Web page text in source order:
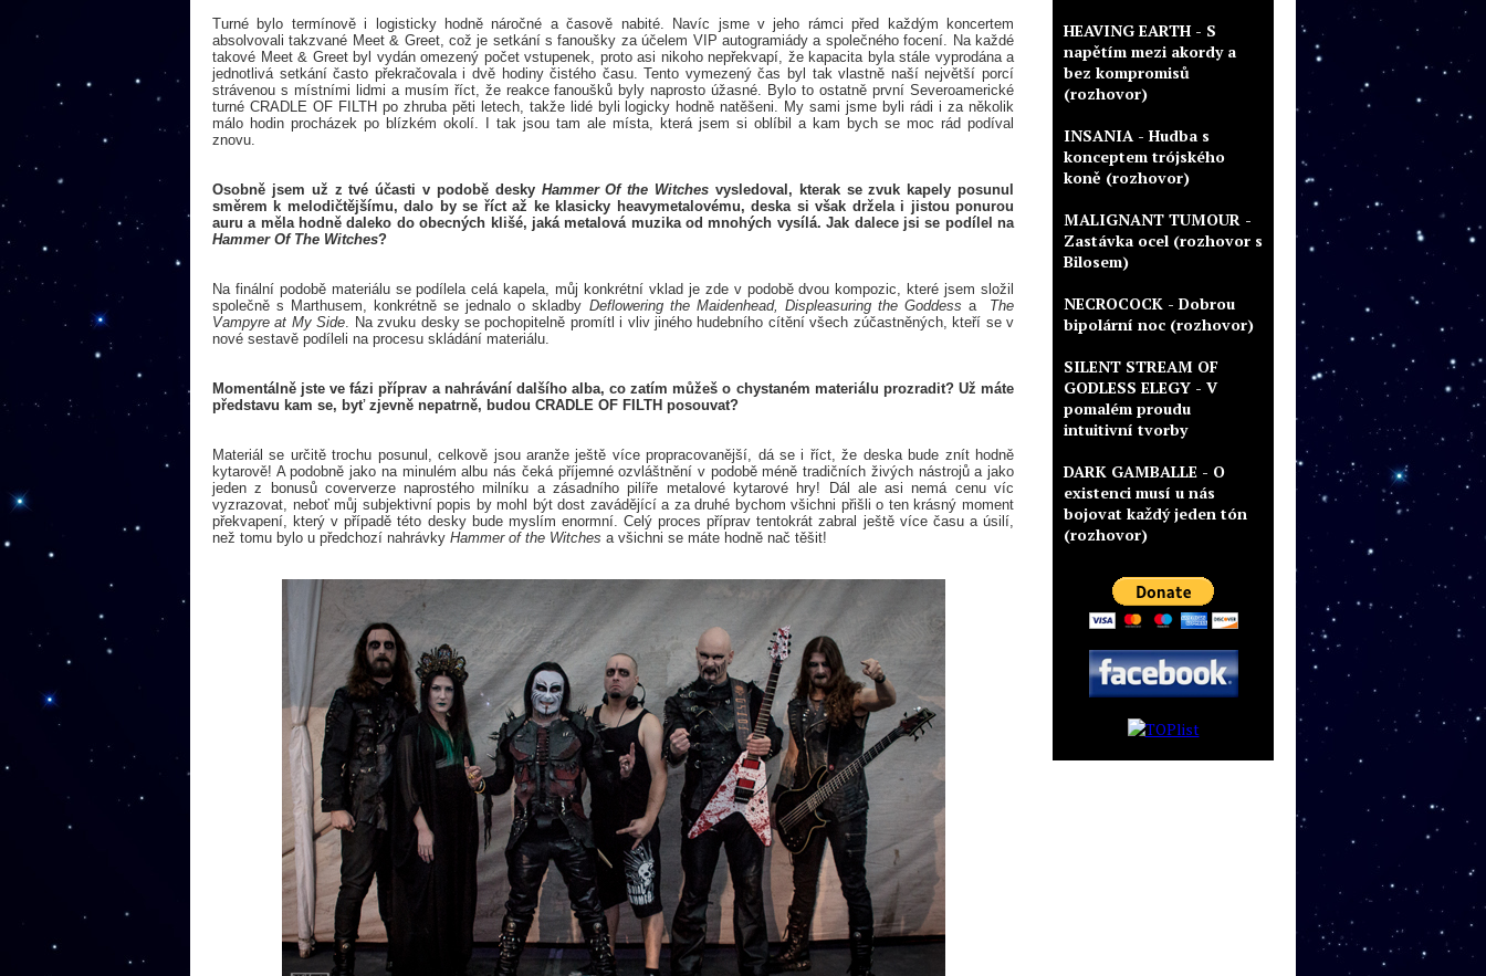
Turné bylo termínově i logisticky hodně náročné a časově nabité. Navíc jsme v jeho rámci před každým koncertem
absolvovali takzvané Meet & Greet, což je setkání s fanoušky za účelem VIP autogramiády a společného focení. Na každé
takové Meet & Greet byl vydán omezený počet vstupenek, proto asi nikoho nepřekvapí, že kapacita byla stále vyprodána a
jednotlivá setkání často překračovala i dvě hodiny čistého času. Tento vymezený čas byl tak vlastně naší největší porcí
strávenou s místními lidmi a musím říct, že reakce fanoušků byly naprosto úžasné. Bylo to ostatně první Severoamerické
turné CRADLE OF FILTH po zhruba pěti letech, takže lidé byli logicky hodně natěšeni. My sami jsme byli rádi i za několik
málo hodin procházek po blízkém okolí. I tak jsou tam ale místa, která jsem si oblíbil a kam bych se moc rád podíval
znovu.
Osobně jsem už z tvé účasti v podobě desky Hammer Of the Witches vysledoval, kterak se zvuk kapely posunul
směrem k melodičtějšímu, dalo by se říct až ke klasicky heavymetalovému, deska si však držela i jistou ponurou
auru a měla hodně daleko do obecných klišé, jaká metalová muzika od mnohých vysílá. Jak dalece jsi se podílel na
Hammer Of The Witches?
Na finální podobě materiálu se podílela celá kapela, můj konkrétní vklad je zde v podobě dvou kompozic, které jsem složil
společně s Marthusem, konkrétně se jednalo o skladby Deflowering the Maidenhead, Displeasuring the Goddess a The
Vampyre at My Side. Na zvuku desky se pochopitelně promítl i vliv jiného hudebního cítění všech zúčastněných, kteří se v
nové sestavě podíleli na procesu skládání materiálu.
Momentálně jste ve fázi příprav a nahrávání dalšího alba, co zatím můžeš o chystaném materiálu prozradit? Už máte
představu kam se, byť zjevně nepatrně, budou CRADLE OF FILTH posouvat?
Materiál se určitě trochu posunul, celkově jsou aranže ještě více propracovanější, dá se i říct, že deska bude znít hodně
kytarově! A podobně jako na minulém albu nás čeká příjemné ozvláštnění v podobě méně tradičních živých nástrojů a jako
jeden z bonusů coververze naprostého milníku a zásadního pilíře metalové kytarové hry! Dál ale asi nemá cenu víc
vyzrazovat, neboť můj subjektivní popis by mohl být dost zavádějící a za druhé bychom všichni přišli o ten krásný moment
překvapení, který v případě této desky bude myslím enormní. Celý proces příprav tentokrát zabral ještě více času a úsilí,
než tomu bylo u předchozí nahrávky Hammer of the Witches a všichni se máte hodně nač těšit!
HEAVING EARTH - S
napětím mezi akordy a
bez kompromisů
(rozhovor)
INSANIA - Hudba s
konceptem trójského
koně (rozhovor)
MALIGNANT TUMOUR -
Zastávka ocel (rozhovor s
Bilosem)
NECROCOCK - Dobrou
bipolární noc (rozhovor)
SILENT STREAM OF
GODLESS ELEGY - V
pomalém proudu
intuitivní tvorby
DARK GAMBALLE - O
existenci musí u nás
bojovat každý jeden tón
(rozhovor)